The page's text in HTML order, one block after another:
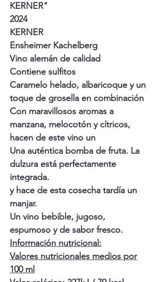
KERNER"
2024
KERNER
Ensheimer Kachelberg
Vino alemán de calidad
Contiene sulfitos
Caramelo helado, albaricoque y un
toque de grosella en combinación
Con maravillosos aromas a
manzana, melocotón y cítricos,
hacen de este vino un
Una auténtica bomba de fruta. La
dulzura está perfectamente
integrada.
y hace de esta cosecha tardía un
manjar.
Un vino bebible, jugoso,
espumoso y de sabor fresco.
Información nutricional:
Valores nutricionales medios por
100 ml